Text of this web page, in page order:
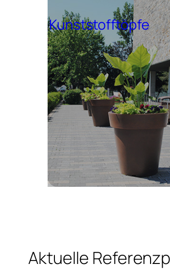
Kunststofftöpfe
Aktuelle